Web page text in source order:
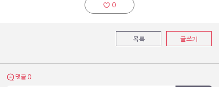
추천하기:
0
목록 글쓰기
댓글 보기
댓글 0